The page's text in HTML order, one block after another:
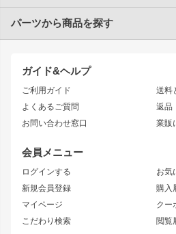
ガイド&ヘルプ
ご利用ガイド
よくあるご質問
お問い合わせ窓口
送料
返品
業販
会員メニュー
ログインする
新規会員登録
マイページ
こだわり検索
お気
購入
クー
閲覧
トヨタ
JZX90 CHASER
JZX110 MARK II
JZX100 MARK II
JZX90 MARK II
トレノ
マークX
アリ
ソア
アル
ニッサン
S15 シルビア
ワン
パーツから商品を探す
エアロシリーズ
ドリフトライン
風神
雷神
レー
アタ
スト